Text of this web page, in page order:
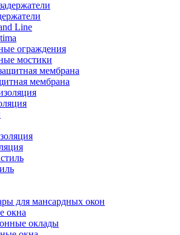
Line
ограждения
мостики
мембрана
для мансардных окон
окна
оклады